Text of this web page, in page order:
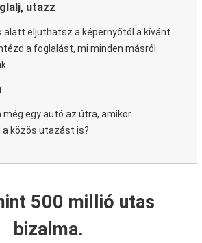
utazz
alatt eljuthatsz a képernyőtől a kívánt
a foglalást, mi minden másról
még egy autó az útra, amikor
közös utazást is?
500 millió utas
bizalma.